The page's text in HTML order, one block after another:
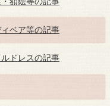
ベア等の記事
ドレスの記事